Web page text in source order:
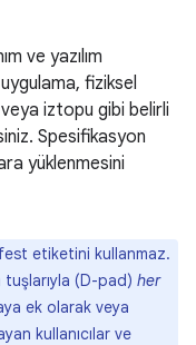
ve yazılım
fiziksel
iztopu gibi belirli
Spesifikasyon
yüklenmesini
etiketini kullanmaz.
(D-pad) her
ek olarak veya
kullanıcılar ve